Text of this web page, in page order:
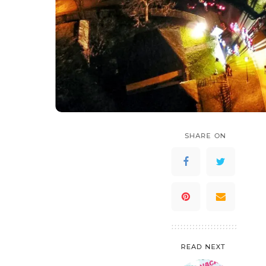
SHARE ON
READ NEXT